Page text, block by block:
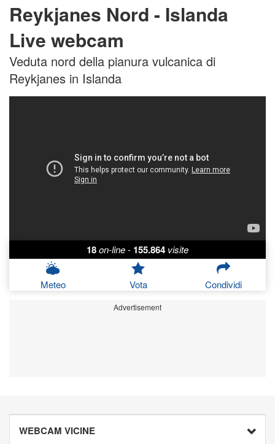
Reykjanes Nord - Islanda
Live webcam
Veduta nord della pianura vulcanica di
Reykjanes in Islanda
18on-line- 155.864 visite
Meteo Vota Condividi
Advertisement
WEBCAM VICINE